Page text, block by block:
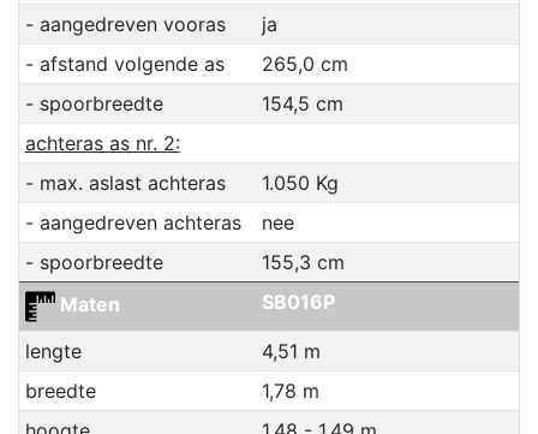
- aangedreven vooras
ja
- afstand volgende as
265,0 cm
- spoorbreedte
154,5 cm
achteras as nr. 2:
- max. aslast achteras
1.050 Kg
- aangedreven achteras
nee
- spoorbreedte
155,3 cm
Maten
SB016P
lengte
4,51 m
breedte
1,78 m